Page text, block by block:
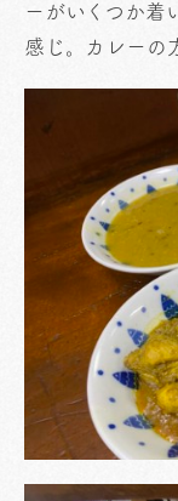
ーがいくつか着
感じ。カレーの